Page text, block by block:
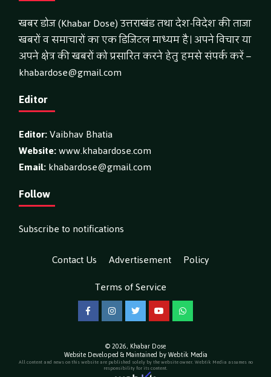
खबर डोज (Khabar Dose) उत्तराखंड तथा देश-विदेश की ताजा
खबरों व समाचारों का एक डिजिटल माध्यम है। अपने विचार या
अपने क्षेत्र की खबरों को प्रसारित करने हेतु हमसे संपर्क करें –
khabardose@gmail.com
Editor
Editor:Vaibhav Bhatia
Website:www.khabardose.com
Email:khabardose@gmail.com
Follow
Subscribe to notifications
Contact Us
Advertisement
Policy
Terms of Service
FacebookInstagramTwitterYouTubeWhatsApp
© 2026, Khabar Dose
Website Developed & Maintained by Webtik Media
All content and news on this website are published solely by the website owner. Webtik Media assumes no
responsibility for its content.